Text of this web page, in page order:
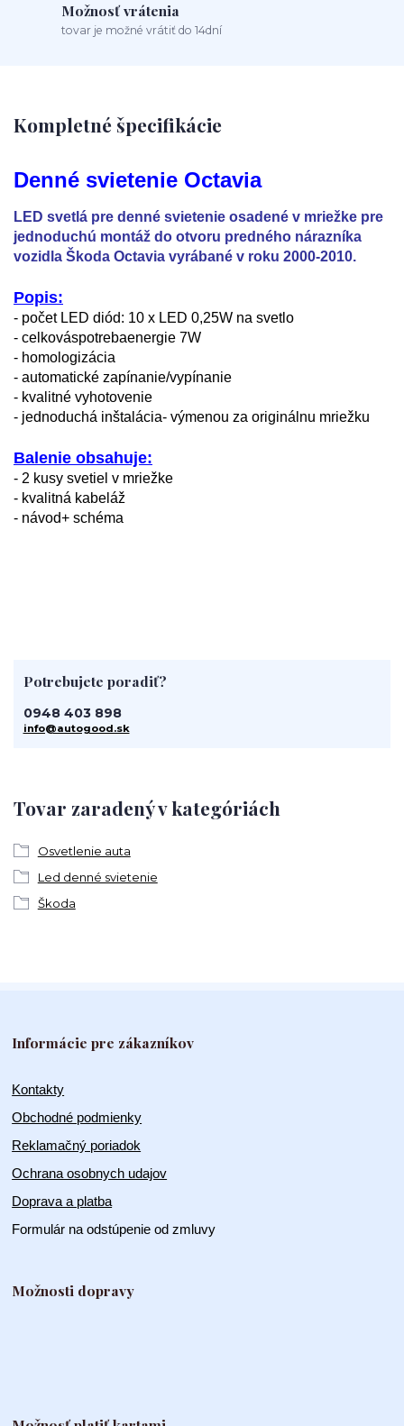
Možnosť vrátenia
tovar je možné vrátiť do 14dní
Kompletné špecifikácie
Denné svietenie Octavia
LED svetlá pre denné svietenie osadené v mriežke pre
jednoduchú montáž do otvoru predného nárazníka
vozidla Škoda Octavia vyrábané v roku 2000-2010.
Popis:
- počet LED diód: 10 x LED 0,25W na svetlo
- celkováspotrebaenergie 7W
- homologizácia
- automatické zapínanie/vypínanie
- kvalitné vyhotovenie
- jednoduchá inštalácia- výmenou za originálnu mriežku
Balenie obsahuje:
- 2 kusy svetiel v mriežke
- kvalitná kabeláž
- návod+ schéma
Tovar zaradený v kategóriách
Osvetlenie auta
Led denné svietenie
Škoda
Potrebujete poradiť?
0948 403 898
info@autogood.sk
Informácie pre zákazníkov
Kontakty
Obchodné podmienky
Reklamačný poriadok
Ochrana osobnych udajov
Doprava a platba
Formulár na odstúpenie od zmluvy
Možnosti dopravy